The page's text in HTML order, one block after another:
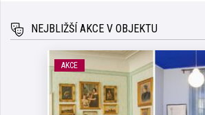
NEJBLIŽŠÍ AKCE V OBJEKTU
AKCE